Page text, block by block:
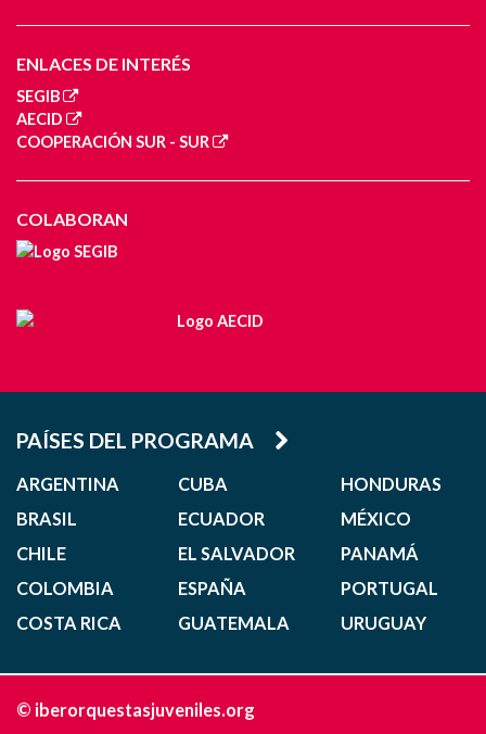
ENLACES DE INTERÉS
SEGIB
AECID
COOPERACIÓN SUR - SUR
COLABORAN
PAÍSES DEL PROGRAMA
ARGENTINA
BRASIL
CHILE
COLOMBIA
COSTA RICA
CUBA
ECUADOR
EL SALVADOR
ESPAÑA
GUATEMALA
HONDURAS
MÉXICO
PANAMÁ
PORTUGAL
URUGUAY
© iberorquestasjuveniles.org